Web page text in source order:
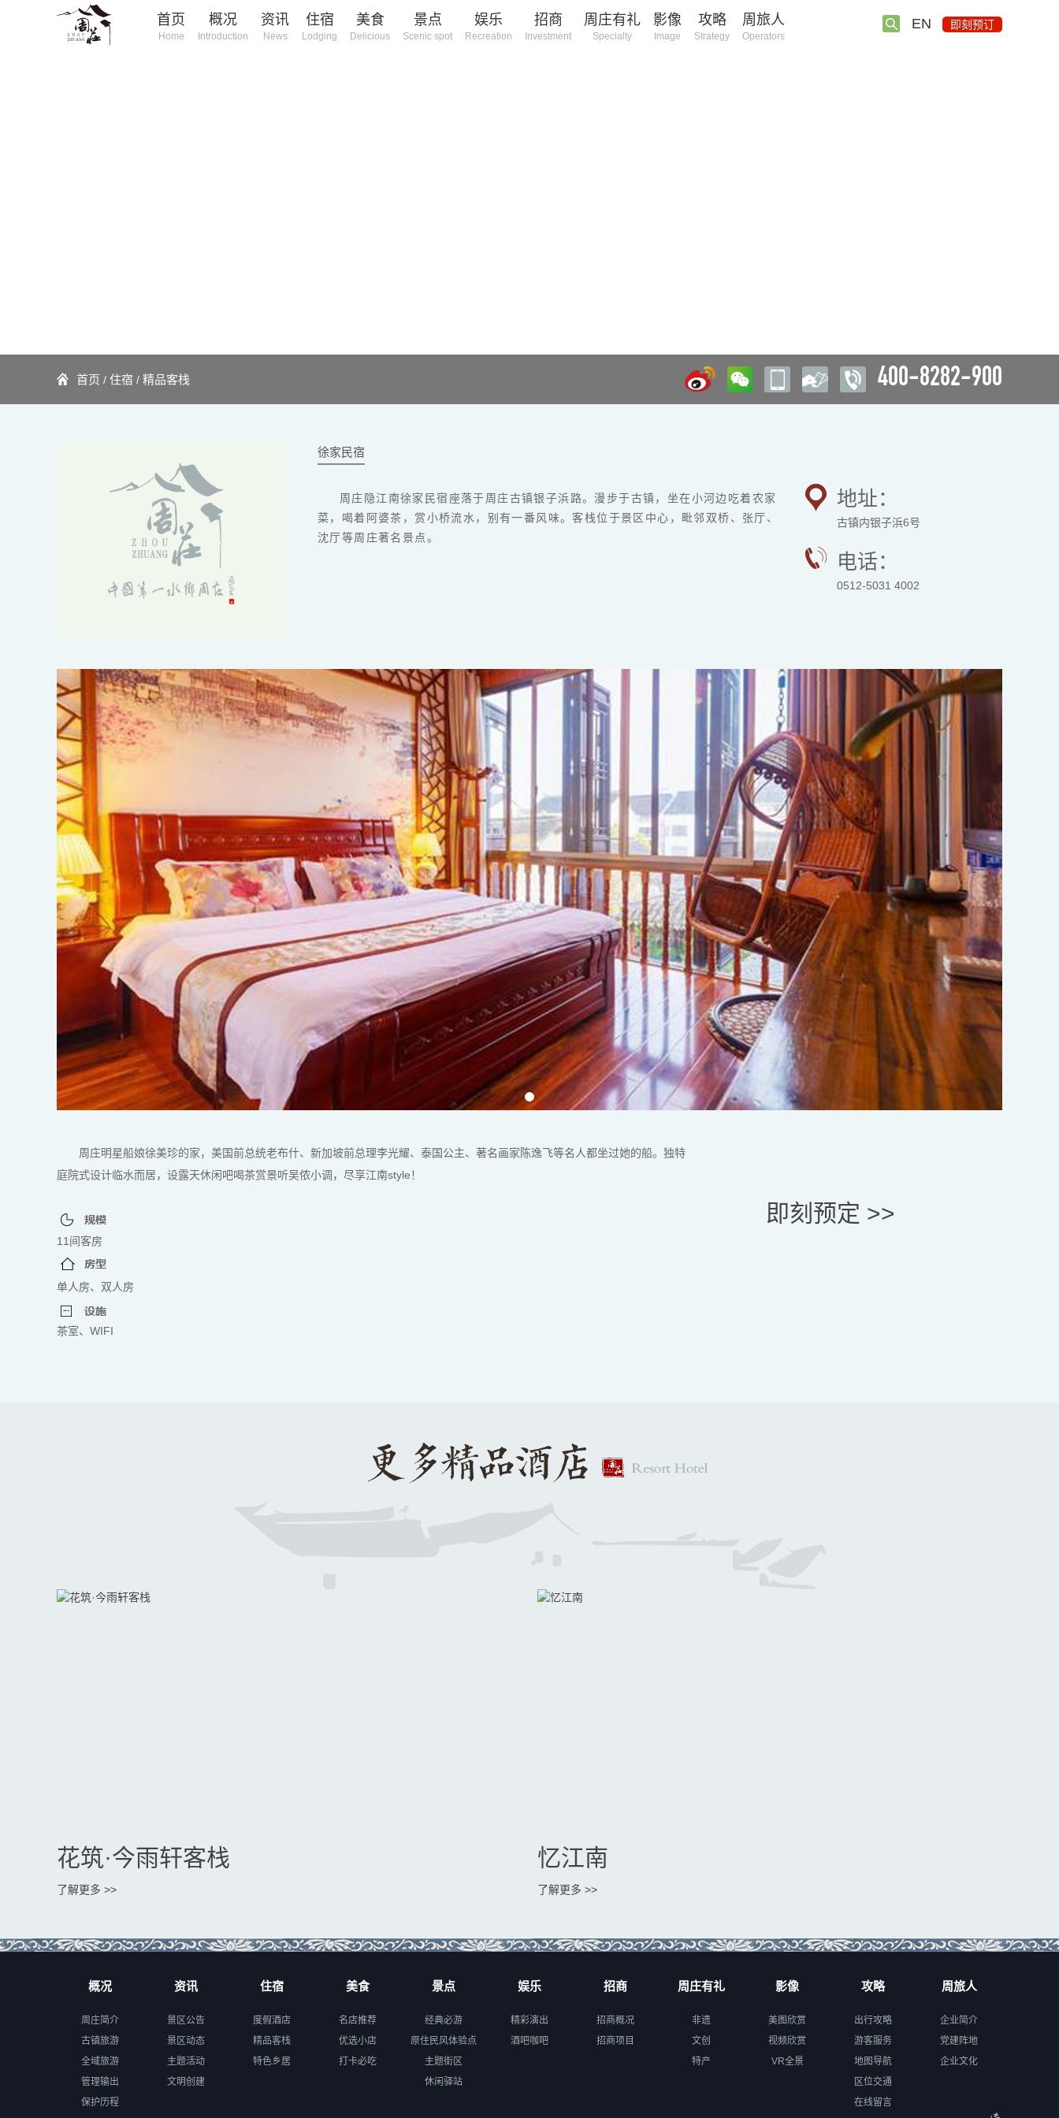
首页
Home
概况
Introduction
资讯
News
住宿
Lodging
美食
Delicious
景点
Scenic spot
娱乐
Recreation
招商
Investment
周庄有礼
Specialty
影像
Image
攻略
Strategy
周旅人
Operators
EN 即刻预订
首页 / 住宿 / 精品客栈 400-8282-900
徐家民宿
周庄隐江南徐家民宿座落于周庄古镇银子浜路。漫步于古镇，坐在小河边吃着农家
菜，喝着阿婆茶，赏小桥流水，别有一番风味。客栈位于景区中心，毗邻双桥、张厅、
沈厅等周庄著名景点。
地址：
古镇内银子浜6号
电话：
0512-5031 4002
周庄明星船娘徐美珍的家，美国前总统老布什、新加坡前总理李光耀、泰国公主、著名画家陈逸飞等名人都坐过她的船。独特
庭院式设计临水而居，设露天休闲吧喝茶赏景听吴侬小调，尽享江南style！
11间客房
单人房、双人房
茶室、 WIFI
即刻预定 >>
花筑·今雨轩客栈
了解更多 >>
忆江南
了解更多 >>
概况
周庄简介
古镇旅游
全域旅游
管理输出
保护历程
资讯
景区公告
景区动态
主题活动
文明创建
住宿
度假酒店
精品客栈
特色乡居
美食
名店推荐
优选小店
打卡必吃
景点
经典必游
原住民风体验点
主题街区
休闲驿站
娱乐
精彩演出
酒吧咖吧
招商
招商概况
招商项目
周庄有礼
非遗
文创
特产
影像
美图欣赏
视频欣赏
VR全景
攻略
出行攻略
游客服务
地图导航
区位交通
在线留言
周旅人
企业简介
党建阵地
企业文化